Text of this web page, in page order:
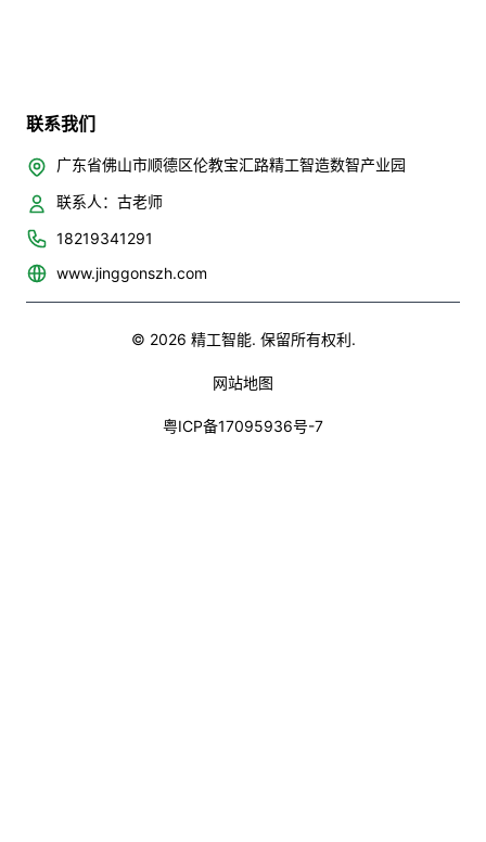
联系我们
广东省佛山市顺德区伦教宝汇路精工智造数智产业园
联系人：古老师
18219341291
www.jinggonszh.com
© 2026 精工智能. 保留所有权利.
网站地图
粤ICP备17095936号-7